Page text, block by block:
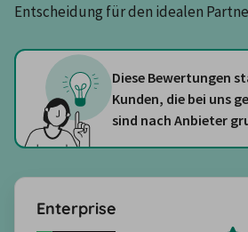
Entscheidung für den idealen
Diese Bewertungen
Kunden, die bei uns
sind nach Anbieter
Enterprise